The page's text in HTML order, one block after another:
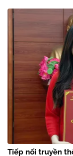
Tiếp nối truyền